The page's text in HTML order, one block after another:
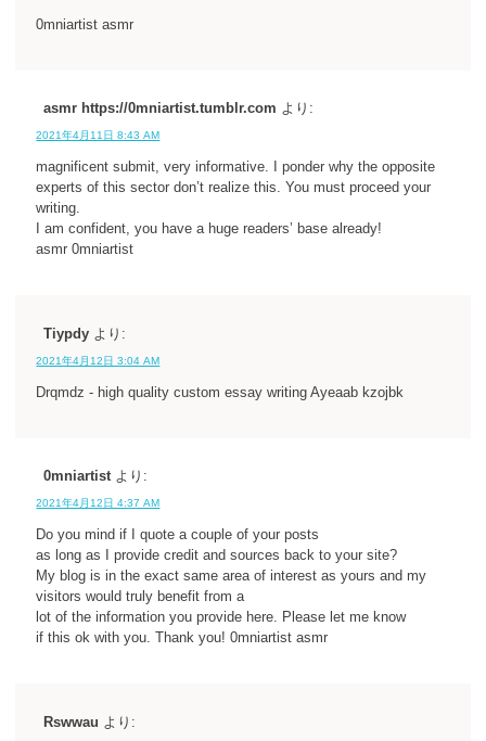
0mniartist asmr
asmr https://0mniartist.tumblr.com より:
2021年4月11日 8:43 AM
magnificent submit, very informative. I ponder why the opposite
experts of this sector don’t realize this. You must proceed your
writing.
I am confident, you have a huge readers’ base already!
asmr 0mniartist
Tiypdy より:
2021年4月12日 3:04 AM
Drqmdz - high quality custom essay writing Ayeaab kzojbk
0mniartist より:
2021年4月12日 4:37 AM
Do you mind if I quote a couple of your posts
as long as I provide credit and sources back to your site?
My blog is in the exact same area of interest as yours and my
visitors would truly benefit from a
lot of the information you provide here. Please let me know
if this ok with you. Thank you! 0mniartist asmr
Rswwau より: